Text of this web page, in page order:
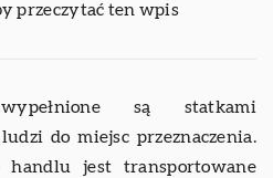
przeczytać ten wpis
są statkami
do miejsc przeznaczenia.
handlu jest transportowane